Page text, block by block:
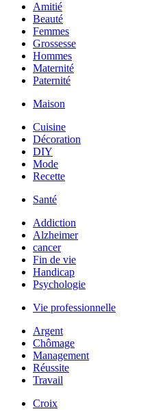
Amitié
Beauté
Femmes
Grossesse
Hommes
Maternité
Paternité
Maison
Cuisine
Décoration
DIY
Mode
Recette
Santé
Addiction
Alzheimer
cancer
Fin de vie
Handicap
Psychologie
Vie professionnelle
Argent
Chômage
Management
Réussite
Travail
Croix